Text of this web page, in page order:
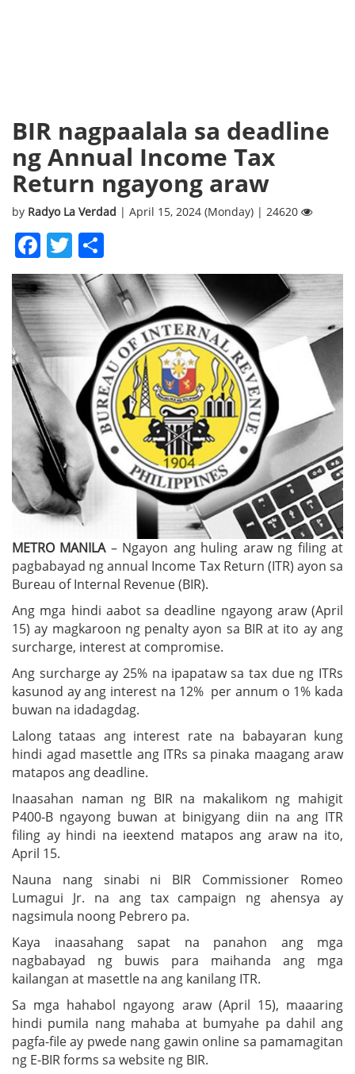
BIR nagpaalala sa deadline
ng Annual Income Tax
Return ngayong araw
by Radyo La Verdad | April 15, 2024 (Monday) | 24620
Facebook
Twitter
METRO MANILA– Ngayon ang huling araw ng filing at
pagbabayad ng annual Income Tax Return (ITR) ayon sa
Bureau of Internal Revenue (BIR).
Ang mga hindi aabot sa deadline ngayong araw (April
15) ay magkaroon ng penalty ayon sa BIR at ito ay ang
surcharge, interest at compromise.
Ang surcharge ay 25% na ipapataw sa tax due ng ITRs
kasunod ay ang interest na 12% per annum o 1% kada
buwan na idadagdag.
Lalong tataas ang interest rate na babayaran kung
hindi agad masettle ang ITRs sa pinaka maagang araw
matapos ang deadline.
Inaasahan naman ng BIR na makalikom ng mahigit
P400-B ngayong buwan at binigyang diin na ang ITR
filing ay hindi na ieextend matapos ang araw na ito,
April 15.
Nauna nang sinabi ni BIR Commissioner Romeo
Lumagui Jr. na ang tax campaign ng ahensya ay
nagsimula noong Pebrero pa.
Kaya inaasahang sapat na panahon ang mga
nagbabayad ng buwis para maihanda ang mga
kailangan at masettle na ang kanilang ITR.
Sa mga hahabol ngayong araw (April 15), maaaring
hindi pumila nang mahaba at bumyahe pa dahil ang
pagfa-file ay pwede nang gawin online sa pamamagitan
ng E-BIR forms sa website ng BIR.